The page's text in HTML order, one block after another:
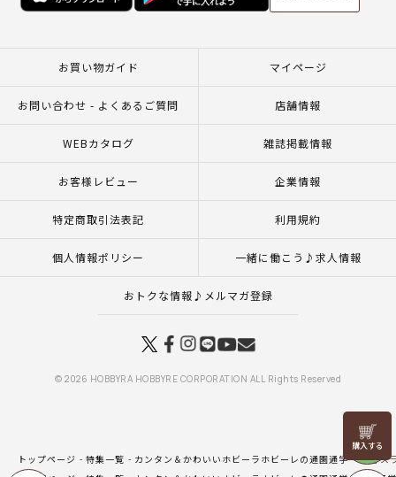
リリヤン
フェア
お買い物ガイド マイページ
お問い合わせ - よくあるご質問 店舗情報
WEBカタログ 雑誌掲載情報
お客様レビュー 企業情報
特定商取引法表記 利用規約
個人情報ポリシー 一緒に働こう♪求人情報
おトクな情報♪メルマガ登録
© 2026 HOBBYRA HOBBYRE CORPORATION ALL Rights Reserved
トップページ 特集一覧 カンタン＆かわいいホビーラホビーレの通園通学 生地 ス